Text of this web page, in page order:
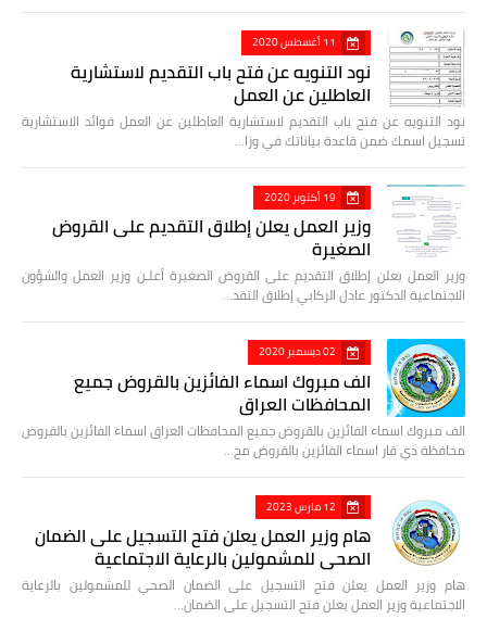
11 أغسطس 2020
نود التنويه عن فتح باب التقديم لاستشارية
العاطلين عن العمل
نود التنويه عن فتح باب التقديم لاستشارية العاطلين عن العمل فوائد الاستشارية
تسجيل اسمك ضمن قاعدة بياناتك في وزا…
19 أكتوبر 2020
وزير العمل يعلن إطلاق التقديم على القروض
الصغيرة
وزير العمل يعلن إطلاق التقديم على القروض الصغيرة أعلـن وزير العمل والشؤون
الاجتماعية الدكتور عادل الركابي إطلاق التقد…
02 ديسمبر 2020
الف مبروك اسماء الفائزين بالقروض جميع
المحافظات العراق
الف مبروك اسماء الفائزين بالقروض جميع المحافظات العراق اسماء الفائزين بالقروض
محافظة ذي قار اسماء الفائزين بالقروض مح…
12 مارس 2023
هام وزير العمل يعلن فتح التسجيل على الضمان
الصحي للمشمولين بالرعاية الاجتماعية
هام وزير العمل يعلن فتح التسجيل على الضمان الصحي للمشمولين بالرعاية
الاجتماعية وزير العمل يعلن فتح التسجيل على الضمان…